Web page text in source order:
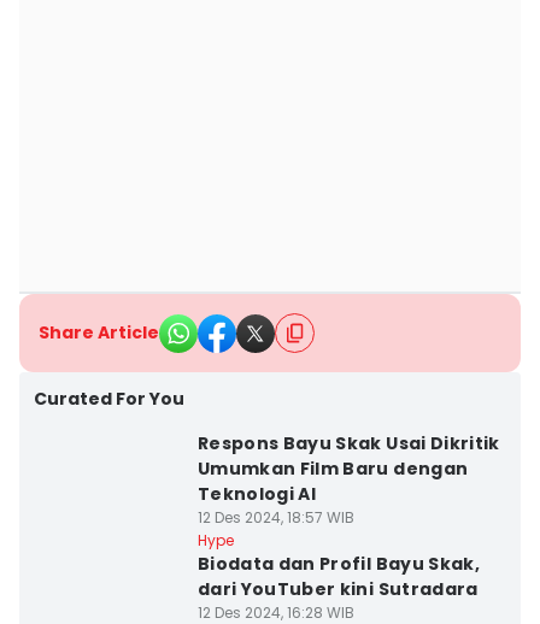
Share Article
Curated For You
Respons Bayu Skak Usai Dikritik
Umumkan Film Baru dengan
Teknologi AI
12 Des 2024, 18:57 WIB
Hype
Biodata dan Profil Bayu Skak,
dari YouTuber kini Sutradara
12 Des 2024, 16:28 WIB